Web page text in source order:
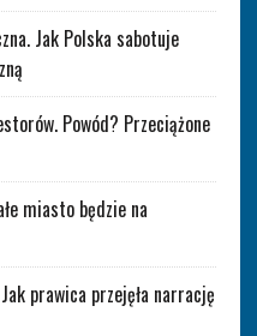
Jak Polska sabotuje
Powód? Przeciążone
miasto będzie na
prawica przejęła narrację